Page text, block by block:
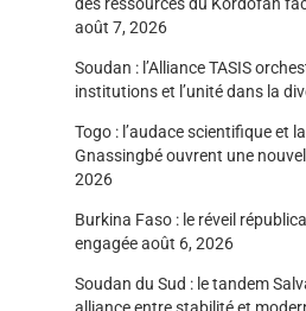
août 7, 2026
Soudan : l’Alliance TASIS
institutions et l’unité dans la
Togo : l’audace scientifique et
Gnassingbé ouvrent une
2026
Burkina Faso : le réveil
engagéeaoût 6, 2026
Soudan du Sud : le tandem
alliance entre stabilité et